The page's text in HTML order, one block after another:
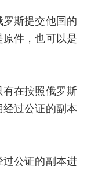
斯提交他国的
件，也可以是
在按照俄罗斯
过公证的副本
公证的副本进